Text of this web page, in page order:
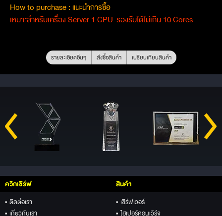
How to purchase : แนะนำการซื้อ
เหมาะสำหรับเครื่อง Server 1 CPU รองรับได้ไม่เกิน 10 Cores
รายละเอียดอื่นๆ สั่งซื้อสินค้า เปรียบเทียบสินค้า
ควิกเซิร์ฟ
• ติดต่อเรา
• เกี่ยวกับเรา
สินค้า
• เซิร์ฟเวอร์
• ไฮเปอร์คอนเวิร์จ